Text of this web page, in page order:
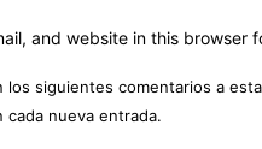
and website in this browser
los siguientes comentarios a
cada nueva entrada.